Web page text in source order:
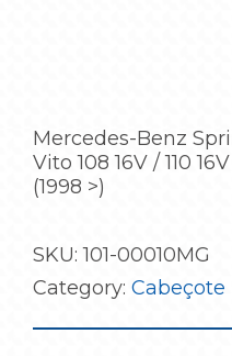
Mercedes-Benz
Vito 108 16V / 110
(1998 >)
SKU:101-00010MG
Category: Cabeçote